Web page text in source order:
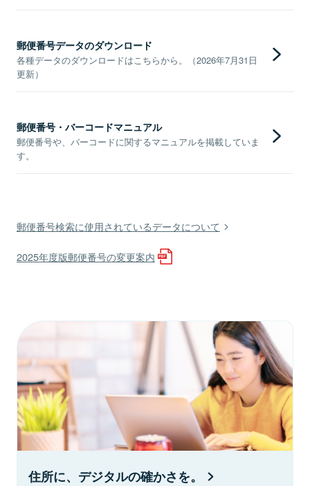
郵便番号データのダウンロード
各種データのダウンロードはこちらから。（2026年7月31日
更新）
郵便番号・バーコードマニュアル
郵便番号や、バーコードに関するマニュアルを掲載していま
す。
郵便番号検索に使用されているデータについて
2025年度版郵便番号の変更案内
住所に、デジタルの確かさを。